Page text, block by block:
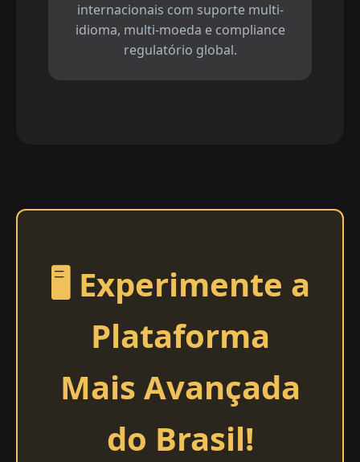
internacionais com suporte multi-
idioma, multi-moeda e compliance
regulatório global.
🖥️ Experimente a
Plataforma
Mais Avançada
do Brasil!